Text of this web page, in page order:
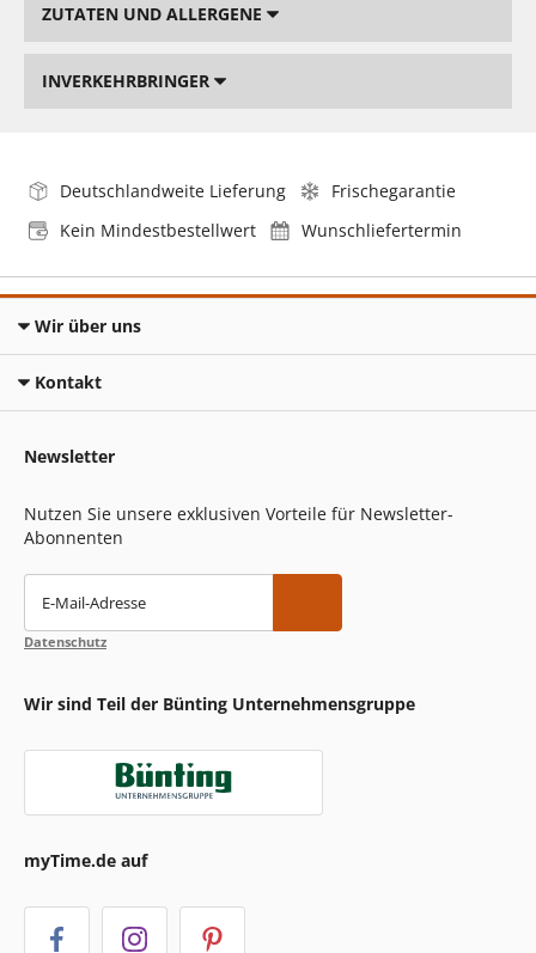
ZUTATEN UND ALLERGENE
INVERKEHRBRINGER
Deutschlandweite Lieferung
Frischegarantie
Kein Mindestbestellwert
Wunschliefertermin
Wir über uns
Kontakt
Newsletter
Nutzen Sie unsere exklusiven Vorteile für Newsletter-
Abonnenten
E-Mail-Adresse
Datenschutz
Wir sind Teil der Bünting Unternehmensgruppe
myTime.de auf